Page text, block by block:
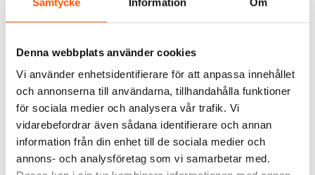
Denna webbplats använder cookies
Vi använder enhetsidentifierare för att anpassa innehållet
och annonserna till användarna, tillhandahålla funktioner
för sociala medier och analysera vår trafik. Vi
vidarebefordrar även sådana identifierare och annan
information från din enhet till de sociala medier och
annons- och analysföretag som vi samarbetar med.
Namron Edge Vägguttag
1-vägs Infällt Jordat
71,00 kr
89,00 kr -20%
2 av 2 varianter I webblager
Namron Edge Vägguttag
1-vägs UTP IP44
från95,00 kr
119,00 kr -20%